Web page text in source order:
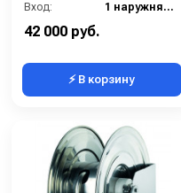
Вход:
1 наружняя резьба
42 000 руб.
⚡ В корзину